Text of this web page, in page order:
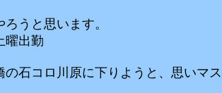
うと思います。
曜出勤
の石コロ川原に下りようと、思いマス